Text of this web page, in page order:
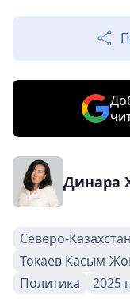
Динара
Северо-
Токаев Касым-
Политика
2025